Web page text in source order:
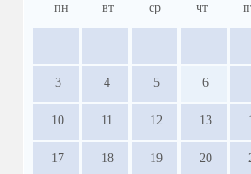
пн вт ср чт
3 4 5 6
10 11 12 13
17 18 19 20